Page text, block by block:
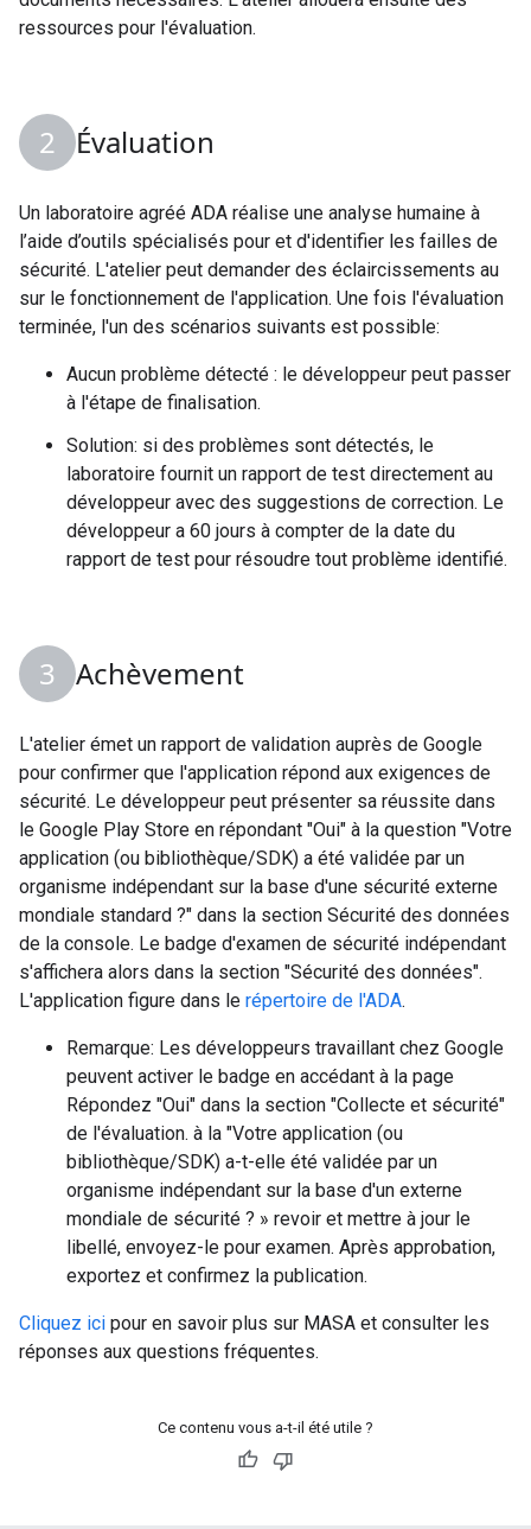
ressources pour l'évaluation.
Évaluation
Un laboratoire agréé ADA réalise une analyse humaine à
l’aide d’outils spécialisés pour et d'identifier les failles de
sécurité. L'atelier peut demander des éclaircissements au
sur le fonctionnement de l'application. Une fois l'évaluation
terminée, l'un des scénarios suivants est possible:
Aucun problème détecté : le développeur peut passer
à l'étape de finalisation.
Solution: si des problèmes sont détectés, le
laboratoire fournit un rapport de test directement au
développeur avec des suggestions de correction. Le
développeur a 60 jours à compter de la date du
rapport de test pour résoudre tout problème identifié.
Achèvement
L'atelier émet un rapport de validation auprès de Google
pour confirmer que l'application répond aux exigences de
sécurité. Le développeur peut présenter sa réussite dans
le Google Play Store en répondant "Oui" à la question "Votre
application (ou bibliothèque/SDK) a été validée par un
organisme indépendant sur la base d'une sécurité externe
mondiale standard ?" dans la section Sécurité des données
de la console. Le badge d'examen de sécurité indépendant
s'affichera alors dans la section "Sécurité des données".
L'application figure dans le répertoire de l'ADA.
Remarque: Les développeurs travaillant chez Google
peuvent activer le badge en accédant à la page
Répondez "Oui" dans la section "Collecte et sécurité"
de l'évaluation. à la "Votre application (ou
bibliothèque/SDK) a-t-elle été validée par un
organisme indépendant sur la base d'un externe
mondiale de sécurité ? » revoir et mettre à jour le
libellé, envoyez-le pour examen. Après approbation,
exportez et confirmez la publication.
Cliquez ici pour en savoir plus sur MASA et consulter les
réponses aux questions fréquentes.
Ce contenu vous a-t-il été utile ?